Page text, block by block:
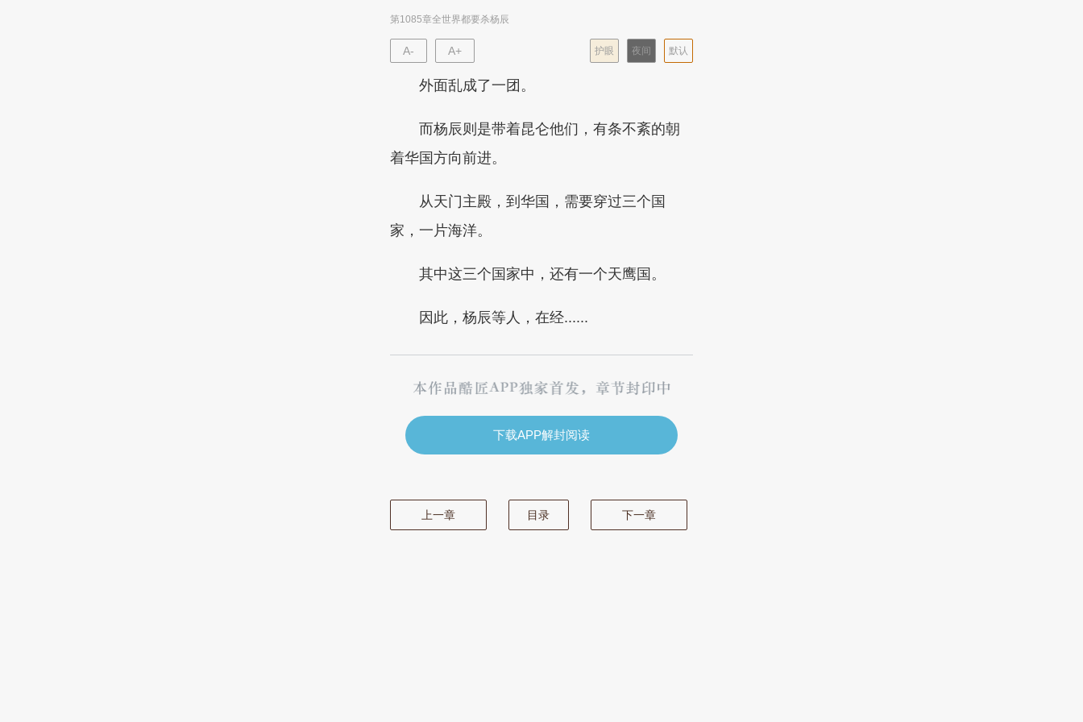
第1085章全世界都要杀杨辰
A- A+ 默认
夜间
护眼
外面乱成了一团。
而杨辰则是带着昆仑他们，有条不紊的朝
着华国方向前进。
从天门主殿，到华国，需要穿过三个国
家，一片海洋。
其中这三个国家中，还有一个天鹰国。
因此，杨辰等人，在经......
下载APP解封阅读
上一章 目录 下一章